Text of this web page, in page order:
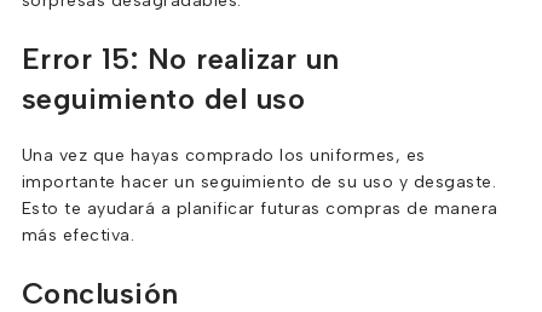
Error 15: No realizar un
seguimiento del uso
Una vez que hayas comprado los uniformes, es
importante hacer un seguimiento de su uso y desgaste.
Esto te ayudará a planificar futuras compras de manera
más efectiva.
Conclusión